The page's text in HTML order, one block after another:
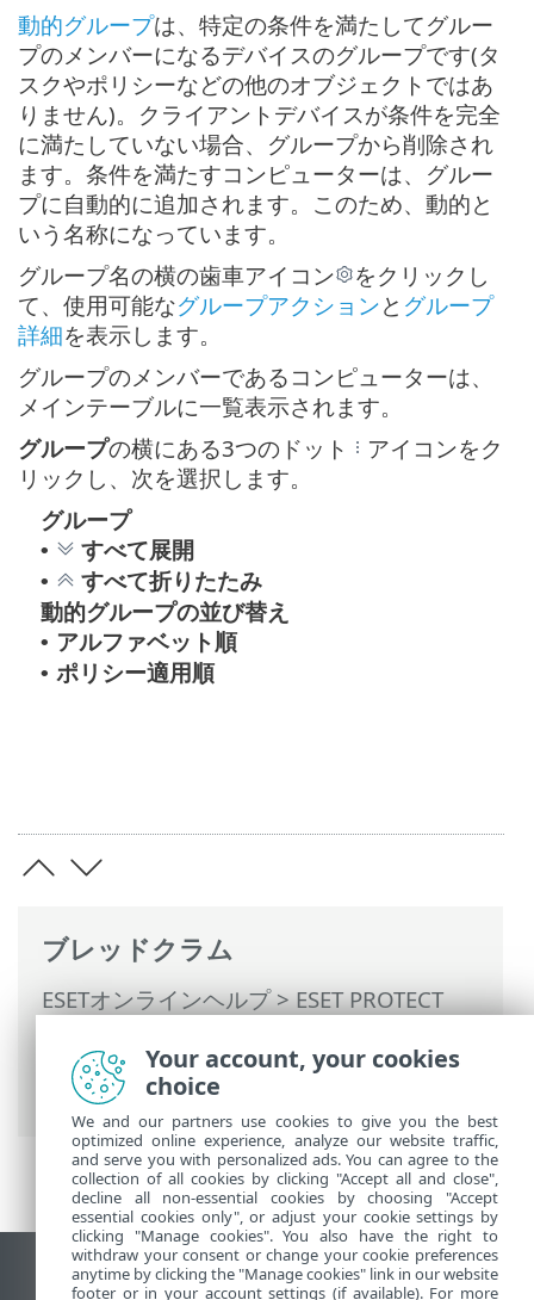
ブレッドクラム
ESETオンラインヘルプ>ESET PROTECT
ESET PROTECT On-Prem メインメニュー
コンピューター
動的グループは、特定の条件を満たしてグルー
プのメンバーになるデバイスのグループです(タ
スクやポリシーなどの他のオブジェクトではあ
りません)。クライアントデバイスが条件を完全
に満たしていない場合、グループから削除され
ます。条件を満たすコンピューターは、グルー
プに自動的に追加されます。このため、動的と
いう名称になっています。
グループ名の横の歯車アイコン
をクリックし
て、使用可能なグループアクションと グループ
詳細を表示します。
グループのメンバーであるコンピューターは、
メインテーブルに一覧表示されます。
グループの横にある3つのドット
アイコンをク
リックし、次を選択します。
グループ
• すべて展開
•
すべて折りたたみ
動的グループの並び替え
• アルファベット順
• ポリシー適用順
デスクトップサイトの表示
Your account, your cookies
choice
We and our partners use cookies to give you the best
optimized online experience, analyze our website traffic,
and serve you with personalized ads. You can agree to the
collection of all cookies by clicking "Accept all and close",
decline all non-essential cookies by choosing "Accept
essential cookies only", or adjust your cookie settings by
clicking "Manage cookies". You also have the right to
withdraw your consent or change your cookie preferences
anytime by clicking the "Manage cookies" link in our website
footer or in your account settings (if available). For more